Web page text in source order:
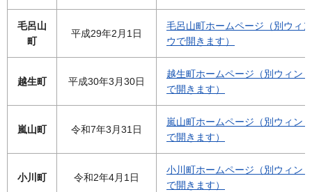
毛呂山
町
平成29年2月1日
毛呂山町ホームページ（別ウィ
ウで開きます）
越生町 平成30年3月30日
越生町ホームページ（別ウィン
で開きます）
嵐山町 令和7年3月31日
嵐山町ホームページ（別ウィン
で開きます）
小川町 令和2年4月1日
小川町ホームページ（別ウィン
で開きます）